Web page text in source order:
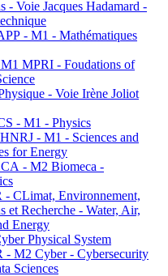
- Voie Jacques Hadamard -
- M1 - Mathématiques
MPRI - Foudations of
- Voie Irène Joliot
- M1 - Physics
- M1 - Sciences and
for Energy
- M2 Biomeca -
CLimat, Environnement,
et Recherche - Water, Air,
Energy
Physical System
M2 Cyber - Cybersecurity
Sciences